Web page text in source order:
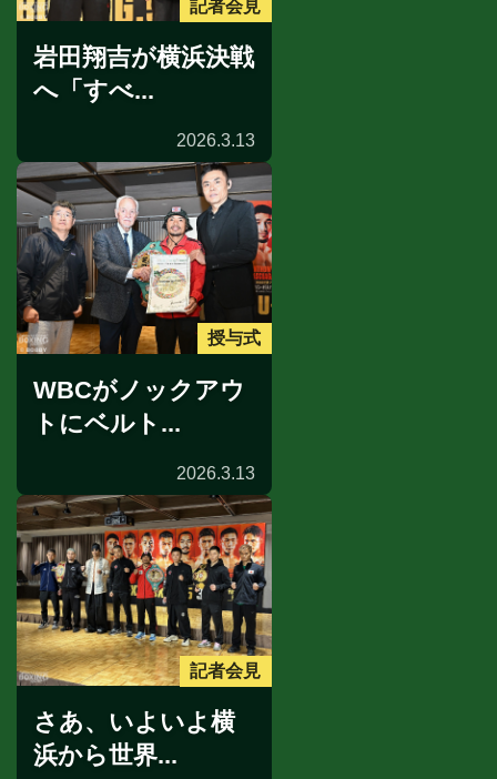
記者会見
岩田翔吉が横浜決戦
へ「すべ...
2026.3.13
授与式
WBCがノックアウ
トにベルト...
2026.3.13
記者会見
さあ、いよいよ横
浜から世界...